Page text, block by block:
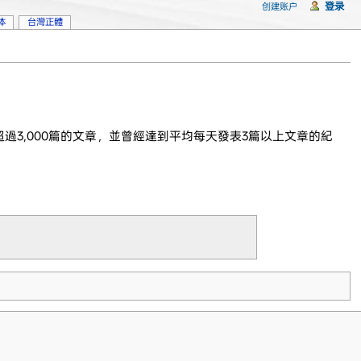
3,000篇的文章，並曾經達到平均每天發表3篇以上文章的紀
台灣正體
创建账户 登录